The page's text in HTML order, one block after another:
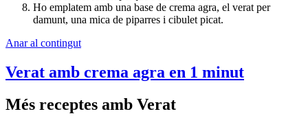
Ho emplatem amb una base de crema agra, el verat per
damunt, una mica de piparres i cibulet picat.
Anar al contingut
Verat amb crema agra en 1 minut
Més receptes amb Verat